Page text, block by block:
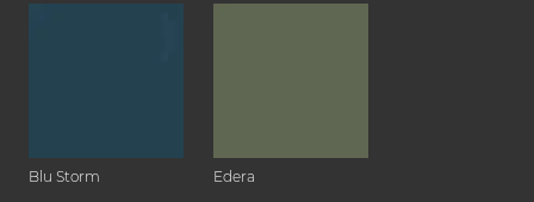
Blu Storm Edera